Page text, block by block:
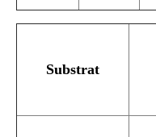
Substrat